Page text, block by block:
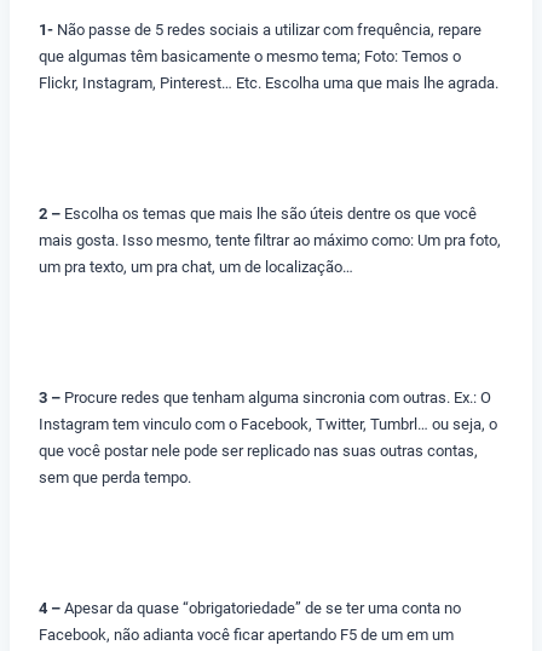
1- Não passe de 5 redes sociais a utilizar com frequência, repare
que algumas têm basicamente o mesmo tema; Foto: Temos o
Flickr, Instagram, Pinterest… Etc. Escolha uma que mais lhe agrada.
2 – Escolha os temas que mais lhe são úteis dentre os que você
mais gosta. Isso mesmo, tente filtrar ao máximo como: Um pra foto,
um pra texto, um pra chat, um de localização…
3 – Procure redes que tenham alguma sincronia com outras. Ex.: O
Instagram tem vinculo com o Facebook, Twitter, Tumbrl… ou seja, o
que você postar nele pode ser replicado nas suas outras contas,
sem que perda tempo.
4 – Apesar da quase “obrigatoriedade” de se ter uma conta no
Facebook, não adianta você ficar apertando F5 de um em um